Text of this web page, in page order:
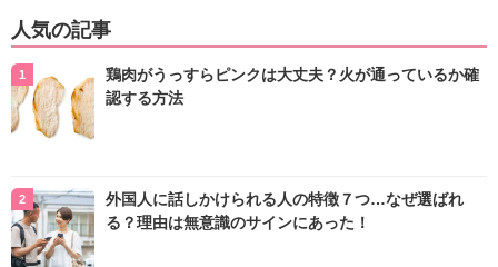
人気の記事
鶏肉がうっすらピンクは大丈夫？火が通っているか確
認する方法
外国人に話しかけられる人の特徴７つ…なぜ選ばれ
る？理由は無意識のサインにあった！